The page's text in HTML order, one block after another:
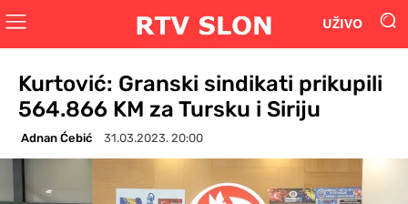
UŽIVO
Kurtović: Granski sindikati prikupili
564.866 KM za Tursku i Siriju
Adnan Ćebić 31.03.2023. 20:00